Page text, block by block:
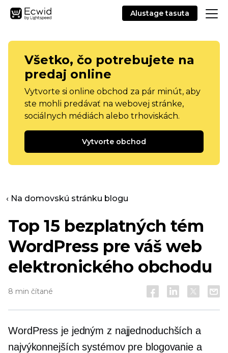
Alustage tasuta
Všetko, čo potrebujete na
predaj online
Vytvorte si online obchod za pár minút, aby
ste mohli predávať na webovej stránke,
sociálnych médiách alebo trhoviskách.
Vytvorte obchod
‹ Na domovskú stránku blogu
Top 15 bezplatných tém
WordPress pre váš web
elektronického obchodu
8 min čítané
WordPress je jedným z najjednoduchších a
najvýkonnejších systémov pre blogovanie a